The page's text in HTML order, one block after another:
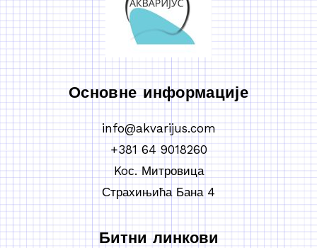
Основне информације
info@akvarijus.com
+381 64 9018260
Koс. Митровица
Страхињића Бана 4
Битни линкови